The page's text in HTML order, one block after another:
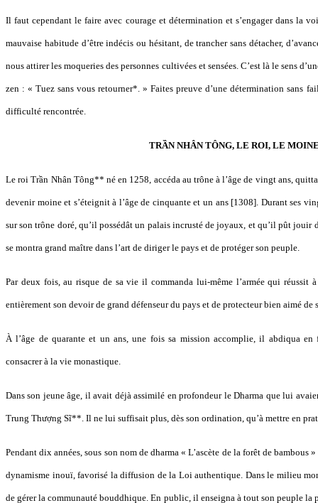
Il faut cependant le faire avec courage et détermination et s’engager dans la
mauvaise habitude d’être indécis ou hésitant, de trancher sans détacher,
nous attirer les moqueries des personnes cultivées et sensées. C’est là le sens
zen : « Tuez sans vous retourner*. » Faites preuve d’une détermination sans
difficulté rencontrée.
TRẦN NHÂN TÔNG, LE ROI, LE
Le roi Trần Nhân Tông** né en 1258, accéda au trône à l’âge de vingt ans,
devenir moine et s’éteignit à l’âge de cinquante et un ans [1308]. Durant ses
sur son trône doré, qu’il possédât un palais incrusté de joyaux, et qu’il pût jouir
se montra grand maître dans l’art de diriger le pays et de protéger son peuple.
Par deux fois, au risque de sa vie il commanda lui-même l’armée qui réussit à
entièrement son devoir de grand défenseur du pays et de protecteur bien aimé de
À l’âge de quarante et un ans, une fois sa mission accomplie, il abdiqua
consacrer à la vie monastique.
Dans son jeune âge, il avait déjà assimilé en profondeur le Dharma que lui
Trung Thượng Sĩ**. Il ne lui suffisait plus, dès son ordination, qu’à mettre en
Pendant dix années, sous son nom de dharma « L’ascète de la forêt de
dynamisme inouï, favorisé la diffusion de la Loi authentique. Dans le milieu
de gérer la communauté bouddhique. En public, il enseigna à tout son peuple la